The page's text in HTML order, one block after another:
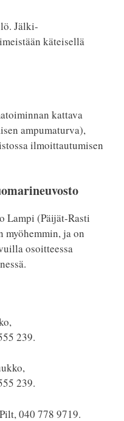
Jälki-
käteisellä
kattava
ampumaturva),
ilmoittautumisen
Lampi (Päijät-Rasti
myöhemmin, ja on
osoitteessa
239.
239.
040 778 9719.